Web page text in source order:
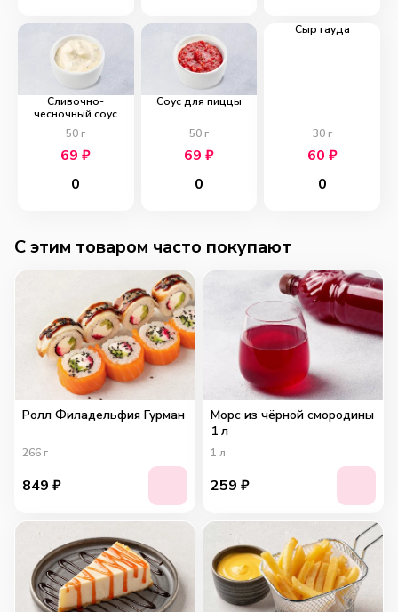
Сливочно-
чесночный соус
50 г
69₽
0
Соус для пиццы
50г
69 ₽
0
Сыр гауда
30г
60 ₽
0
C этим товаром часто покупают
Ролл Филадельфия Гурман
266 г
849 ₽
Морс из чёрной смородины
1 л
1 л
259 ₽